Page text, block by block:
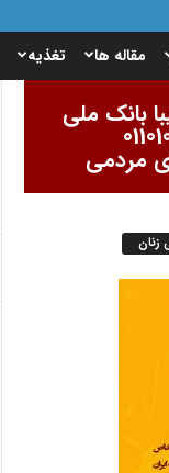
مقاله ها تغذیه
بانک ملی
مردمی
زنان